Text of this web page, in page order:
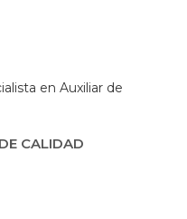
en Auxiliar de
CALIDAD